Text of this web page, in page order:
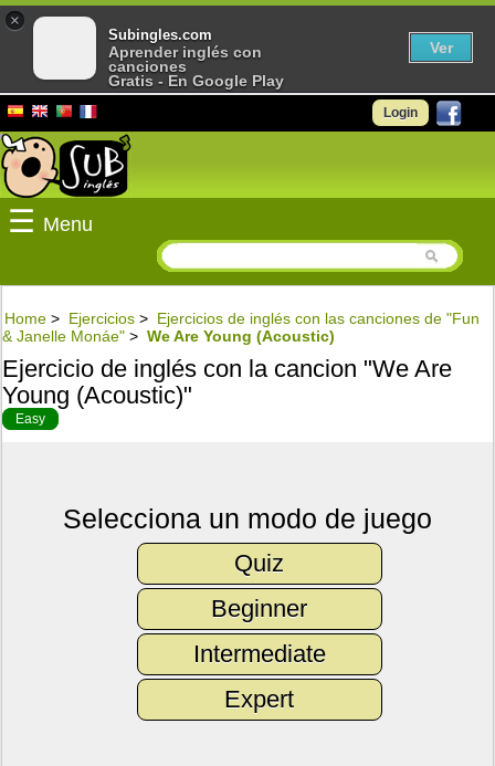
Login
☰ Menu
Home > Ejercicios > Ejercicios de inglés con las canciones de "Fun
& Janelle Monáe" > We Are Young (Acoustic)
Ejercicio de inglés con la cancion "We Are
Young (Acoustic)"
Easy
Selecciona un modo de juego
Quiz
Beginner
Intermediate
Expert
×
Subingles.com
Aprender inglés con
canciones
Gratis - En Google Play
Ver